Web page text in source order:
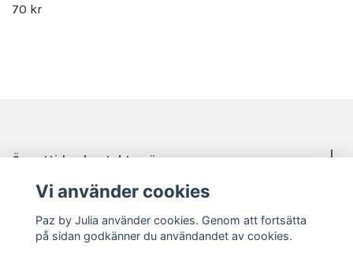
70 kr
Öppettider, kontakt, mässor mm.
Vi använder cookies
Paz by Julia använder cookies. Genom att fortsätta
på sidan godkänner du användandet av cookies.